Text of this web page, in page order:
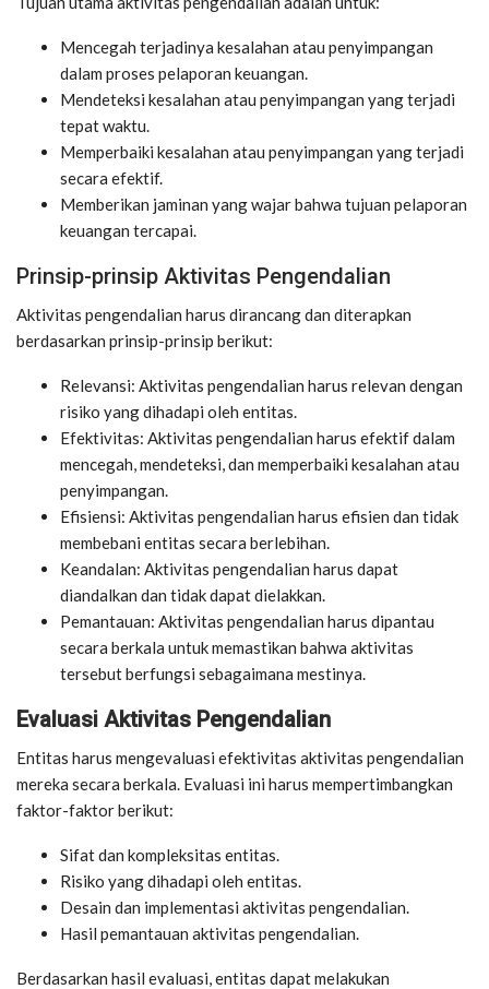
Mencegah terjadinya kesalahan atau penyimpangan
dalam proses pelaporan keuangan.
Mendeteksi kesalahan atau penyimpangan yang terjadi
tepat waktu.
Memperbaiki kesalahan atau penyimpangan yang terjadi
secara efektif.
Memberikan jaminan yang wajar bahwa tujuan pelaporan
keuangan tercapai.
Prinsip-prinsip Aktivitas Pengendalian
Aktivitas pengendalian harus dirancang dan diterapkan
berdasarkan prinsip-prinsip berikut:
Relevansi: Aktivitas pengendalian harus relevan dengan
risiko yang dihadapi oleh entitas.
Efektivitas: Aktivitas pengendalian harus efektif dalam
mencegah, mendeteksi, dan memperbaiki kesalahan atau
penyimpangan.
Efisiensi: Aktivitas pengendalian harus efisien dan tidak
membebani entitas secara berlebihan.
Keandalan: Aktivitas pengendalian harus dapat
diandalkan dan tidak dapat dielakkan.
Pemantauan: Aktivitas pengendalian harus dipantau
secara berkala untuk memastikan bahwa aktivitas
tersebut berfungsi sebagaimana mestinya.
Evaluasi Aktivitas Pengendalian
Entitas harus mengevaluasi efektivitas aktivitas pengendalian
mereka secara berkala. Evaluasi ini harus mempertimbangkan
faktor-faktor berikut:
Sifat dan kompleksitas entitas.
Risiko yang dihadapi oleh entitas.
Desain dan implementasi aktivitas pengendalian.
Hasil pemantauan aktivitas pengendalian.
Berdasarkan hasil evaluasi, entitas dapat melakukan